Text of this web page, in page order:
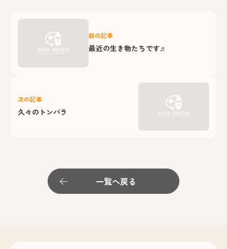
前の記事
最近の生き物たちです♬
次の記事
久々のトンバラ
一覧へ戻る